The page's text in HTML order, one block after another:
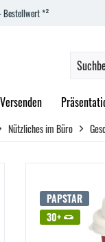
Bestellwert *²
Nützliches im Büro
PAPSTAR
30+